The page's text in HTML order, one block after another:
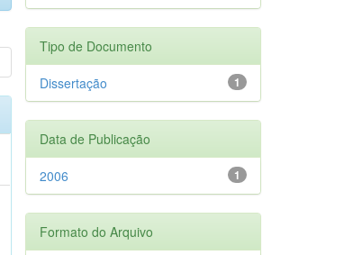
Tipo de Documento
1
Dissertação
Data de Publicação
1
2006
Formato do Arquivo